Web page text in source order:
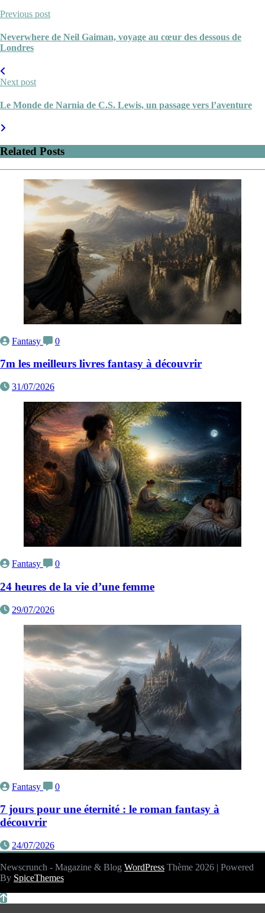
Previous post
Neverwhere de Neil Gaiman, voyage au cœur des dessous de
Londres
Next post
Le Monde de Narnia de C.S. Lewis, un passage vers l’aventure
Related Posts
Fantasy 0
7m les meilleurs livres fantasy à découvrir
31/07/2026
Fantasy 0
24 heures de la vie d’une femme
29/07/2026
Fantasy 0
7 jours pour une éternité : le roman fantasy à
découvrir
24/07/2026
Newscrunch - Magazine & Blog WordPress Thème 2026 | Powered
By SpiceThemes